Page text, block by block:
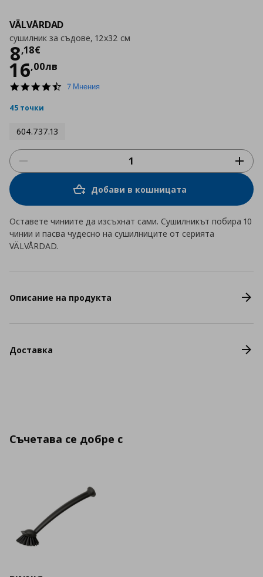
VÄLVÅRDAD
сушилник за съдове, 12x32 см
8,18€
Цена
16,00лв
4.6
7 Мнения
45 точки
604.737.13
Добави в кошницата
Оставете чиниите да изсъхнат сами. Сушилникът побира 10
чинии и пасва чудесно на сушилниците от серията
VÄLVÅRDAD.
Описание на продукта
Доставка
Съчетава се добре с